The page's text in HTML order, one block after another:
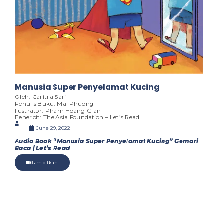
Manusia Super Penyelamat Kucing
Oleh: Caritra Sari
Penulis Buku: Mai Phuong
Ilustrator: Pham Hoang Gian
Penerbit: The Asia Foundation – Let’s Read
June 29, 2022
Audio Book “Manusia Super Penyelamat Kucing” Gemari
Baca | Let’s Read
Tampilkan